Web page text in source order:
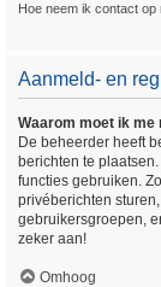
Hoe neem ik contact
Aanmeld- en
Waarom moet ik
De beheerder heeft
berichten te
functies gebruiken.
privéberichten
gebruikersgroepen,
zeker aan!
Omhoog